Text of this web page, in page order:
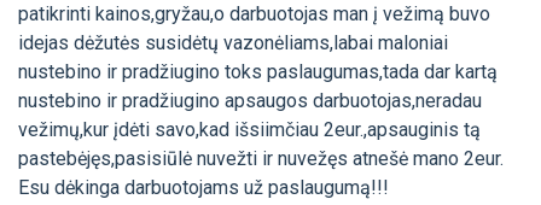
patikrinti kainos,gryžau,o darbuotojas man į vežimą buvo
idejas dėžutės susidėtų vazonėliams,labai maloniai
nustebino ir pradžiugino toks paslaugumas,tada dar kartą
nustebino ir pradžiugino apsaugos darbuotojas,neradau
vežimų,kur įdėti savo,kad išsiimčiau 2eur.,apsauginis tą
pastebėjęs,pasisiūlė nuvežti ir nuvežęs atnešė mano 2eur.
Esu dėkinga darbuotojams už paslaugumą!!!